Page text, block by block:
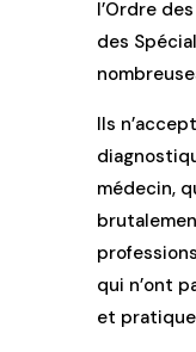
l’Ordre
des
Ils
médecin,
qui n’ont
et